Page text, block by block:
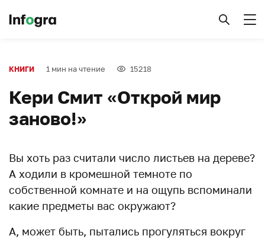
КНИГИ 1 мин на чтение 15218
Кери Смит «Открой мир
заново!»
Вы хоть раз считали число листьев на дереве?
А ходили в кромешной темноте по
собственной комнате и на ощупь вспоминали
какие предметы вас окружают?
А, может быть, пытались прогуляться вокруг